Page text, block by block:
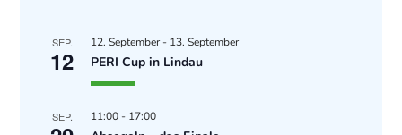
SEP.
12
12. September- 13. September
PERI Cup in Lindau
SEP. 11:00 - 17:00